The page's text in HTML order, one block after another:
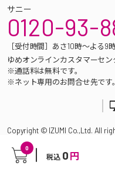
0
税込 0 円
サニー
0120-93-
［受付時間］あさ10時～よる9
ゆめオンラインカスタマーセン
※通話料は無料です。
※ネット専用のお問合せ先です
Copyright © IZUMI Co.,Ltd. All